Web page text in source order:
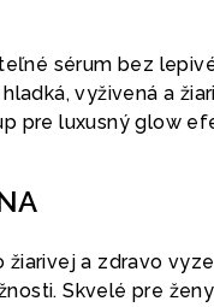
sérum bez
vyživená a
pre luxusný glow
žiarivej a zdravo
Skvelé pre